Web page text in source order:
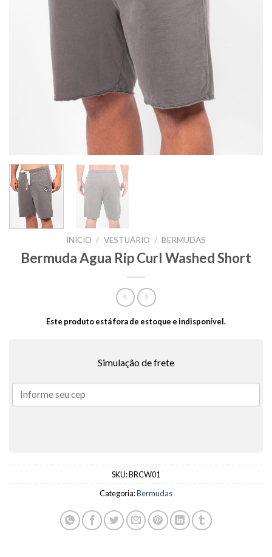
INÍCIO / VESTUÁRIO / BERMUDAS
Bermuda Agua Rip Curl Washed Short
Este produto está fora de estoque e indisponível.
Simulação de frete
SKU:BRCW01
Categoria:Bermudas